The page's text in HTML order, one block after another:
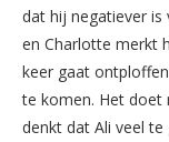
dat hij negatiever
en Charlotte merkt
keer gaat
te komen. Het doet
denkt dat Ali veel